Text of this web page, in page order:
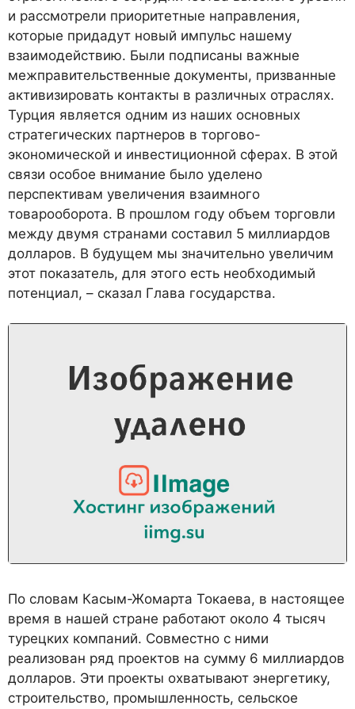
и рассмотрели приоритетные направления,
которые придадут новый импульс нашему
взаимодействию. Были подписаны важные
межправительственные документы, призванные
активизировать контакты в различных отраслях.
Турция является одним из наших основных
стратегических партнеров в торгово-
экономической и инвестиционной сферах. В этой
связи особое внимание было уделено
перспективам увеличения взаимного
товарооборота. В прошлом году объем торговли
между двумя странами составил 5 миллиардов
долларов. В будущем мы значительно увеличим
этот показатель, для этого есть необходимый
потенциал, – сказал Глава государства.
По словам Касым-Жомарта Токаева, в настоящее
время в нашей стране работают около 4 тысяч
турецких компаний. Совместно с ними
реализован ряд проектов на сумму 6 миллиардов
долларов. Эти проекты охватывают энергетику,
строительство, промышленность, сельское